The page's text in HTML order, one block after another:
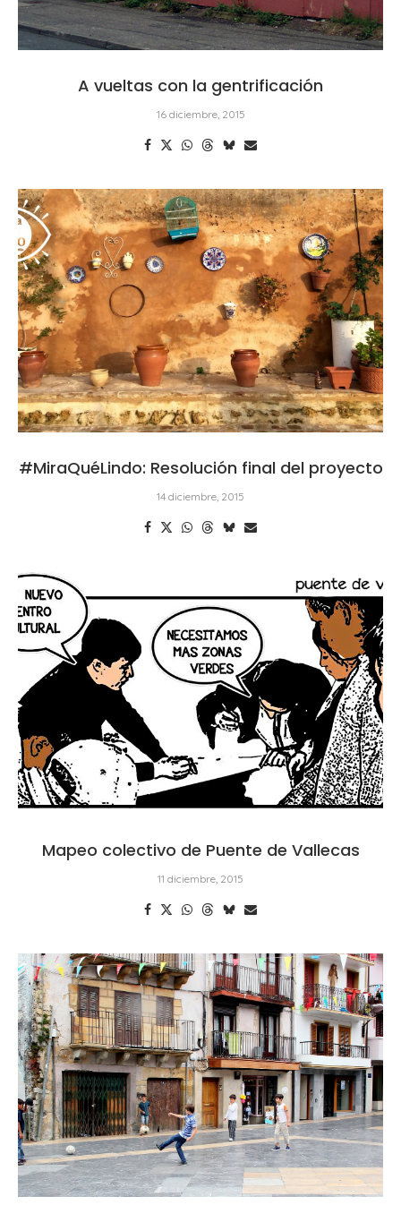
A vueltas con la gentrificación
16 diciembre, 2015
#MiraQuéLindo: Resolución final del proyecto
14 diciembre, 2015
Mapeo colectivo de Puente de Vallecas
11 diciembre, 2015